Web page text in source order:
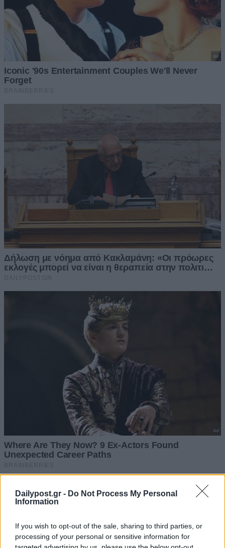
Dailypost.gr - Do Not Process My Personal
Information
If you wish to opt-out of the sale, sharing to third parties, or
processing of your personal or sensitive information for